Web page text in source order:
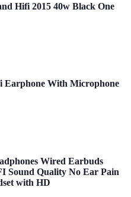
Hifi 2015 40w Black One
Earphone With Microphone
Wired Earbuds
Sound Quality No Ear Pain
with HD